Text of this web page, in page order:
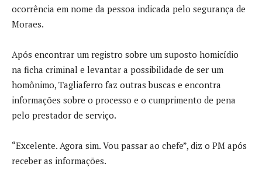
ocorrência em nome da pessoa indicada pelo segurança de
Moraes.
Após encontrar um registro sobre um suposto homicídio
na ficha criminal e levantar a possibilidade de ser um
homônimo, Tagliaferro faz outras buscas e encontra
informações sobre o processo e o cumprimento de pena
pelo prestador de serviço.
“Excelente. Agora sim. Vou passar ao chefe”, diz o PM após
receber as informações.